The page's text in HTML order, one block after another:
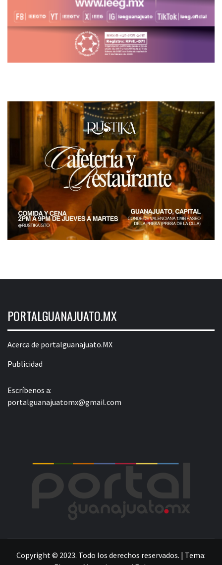
PORTALGUANAJUATO.MX
Acerca de portalguanajuato.MX
Publicidad
Escríbenos a:
portalguanajuatomx@gmail.com
Copyright © 2023. Todo los derechos reservados. | Tema: